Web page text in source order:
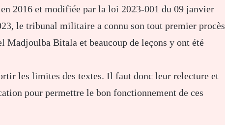
2016 et modifiée par la loi 2023-001 du 09 janvier
le tribunal militaire a connu son tout premier procès
Madjoulba Bitala et beaucoup de leçons y ont été
les limites des textes. Il faut donc leur relecture et
pour permettre le bon fonctionnement de ces